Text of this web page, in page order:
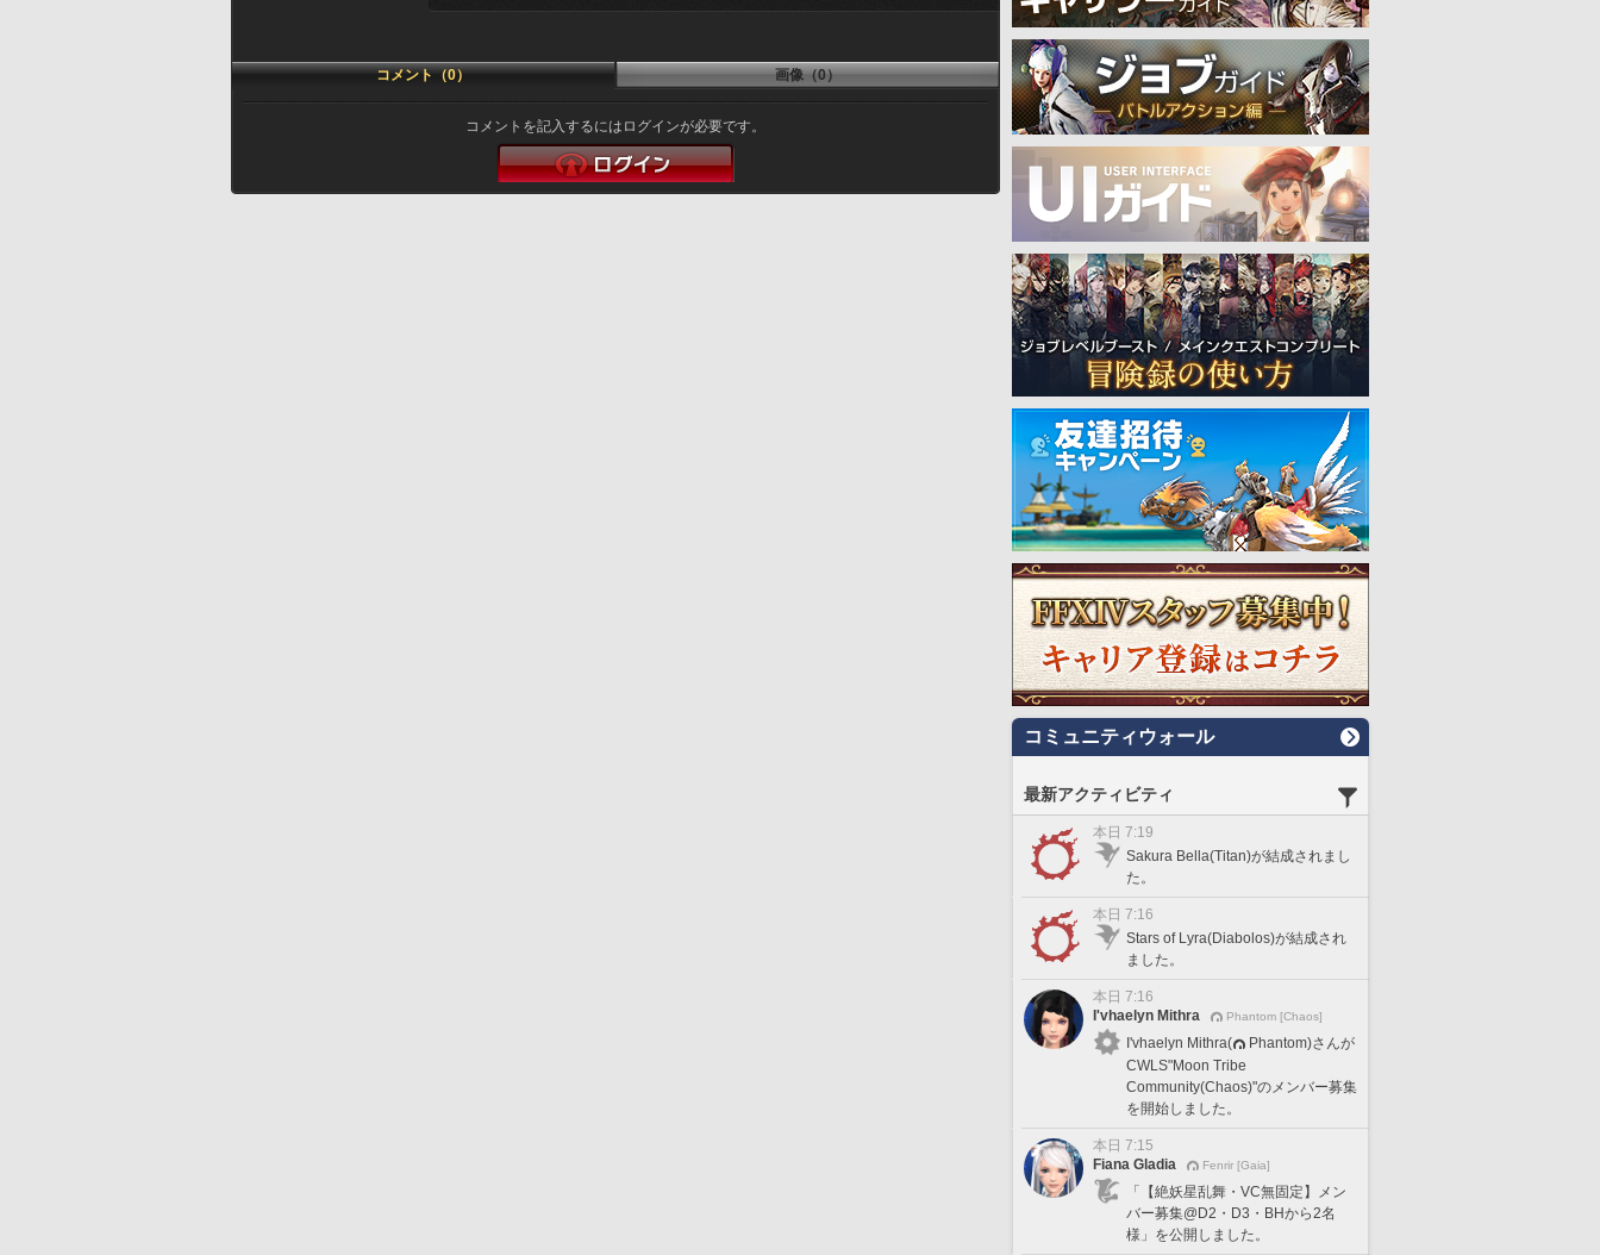
コメント（0） 画像（0）
コメントを記入するにはログインが必要です。
コミュニティウォール
最新アクティビティ
本日 7:19
Sakura Bella(Titan)が結成されまし
た。
本日 7:16
Stars of Lyra(Diabolos)が結成され
ました。
本日 7:16
I'vhaelyn Mithra
Phantom [Chaos]
I'vhaelyn Mithra(
Phantom)さんが
CWLS"Moon Tribe
Community(Chaos)"のメンバー募集
を開始しました。
本日 7:15
Fiana Gladia
Fenrir [Gaia]
「【絶妖星乱舞・VC無固定】メン
バー募集@D2・D3・BHから2名
様」を公開しました。